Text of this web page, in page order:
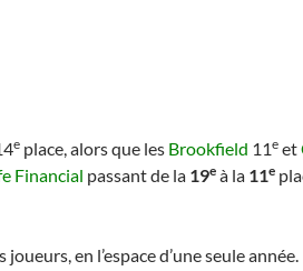
e place, alors que les Brookfield 11e et
Financial passant de la 19e à la 11e
en l’espace d’une seule année.